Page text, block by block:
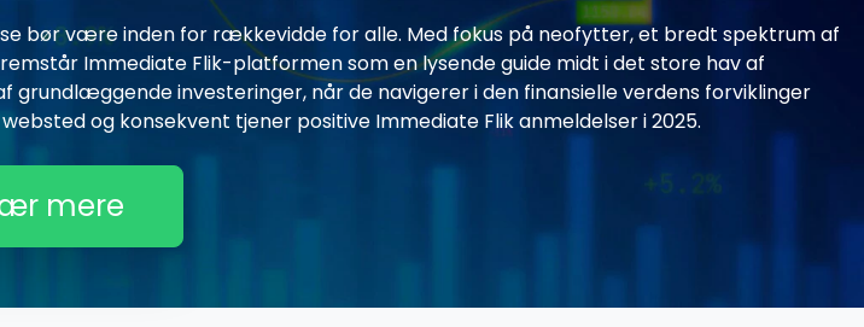
bør være inden for rækkevidde for alle. Med fokus på neofytter, et bredt spektrum af
Immediate Flik-platformen som en lysende guide midt i det store hav af
grundlæggende investeringer, når de navigerer i den finansielle verdens forviklinger
og konsekvent tjener positive Immediate Flik anmeldelser i 2025.
mere